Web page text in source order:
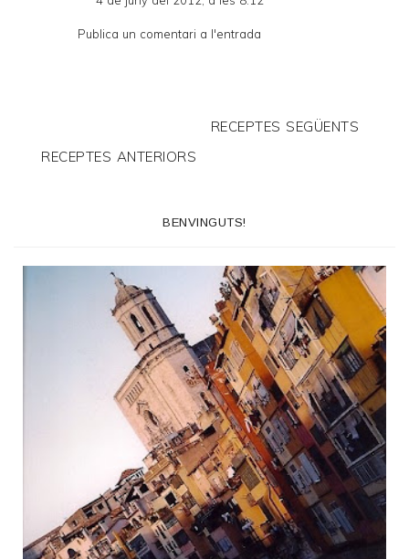
Publica un comentari a l'entrada
RECEPTES SEGÜENTS
RECEPTES ANTERIORS
BENVINGUTS!